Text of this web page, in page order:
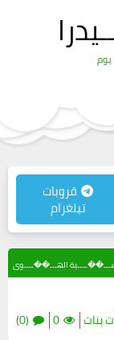
قروبات
تيلغرام
بنات 0
(0)
الهـــ��ــــوى